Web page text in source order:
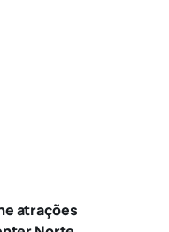
atrações